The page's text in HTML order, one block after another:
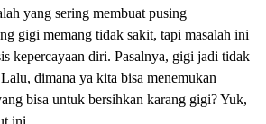
yang sering membuat pusing
gigi memang tidak sakit, tapi masalah ini
kepercayaan diri. Pasalnya, gigi jadi tidak
dimana ya kita bisa menemukan
bisa untuk bersihkan karang gigi? Yuk,
ini.